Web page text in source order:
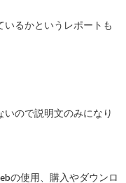
るかというレポートも
ので説明文のみになり
の使用、購入やダウンロ